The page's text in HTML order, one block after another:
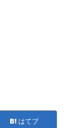
はてブ